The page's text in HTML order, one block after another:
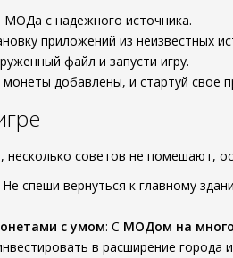
МОДа с надежного источника.
приложений из неизвестных
файл и запусти игру.
добавлены, и стартуй свое
несколько советов не помешают,
Не спеши вернуться к главному
с умом: С МОДом на
в расширение города